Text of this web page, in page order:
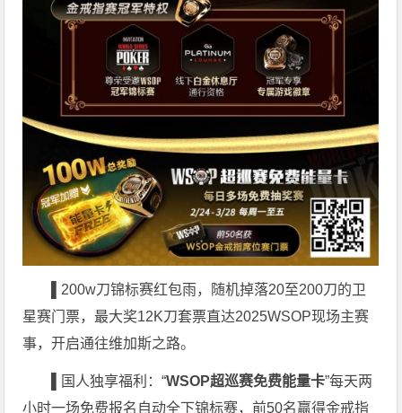
200w刀锦标赛红包雨，随机掉落20至200刀的卫
星赛门票，最大奖12K刀套票直达2025WSOP现场主赛
事，开启通往维加斯之路。
国人独享福利：“WSOP超巡赛免费能量卡”每天两
小时一场免费报名自动全下锦标赛，前50名赢得金戒指